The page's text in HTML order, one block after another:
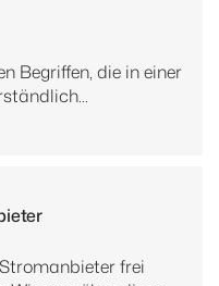
Begriffen, die in einer
frei